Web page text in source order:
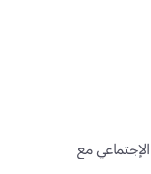
مع